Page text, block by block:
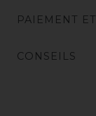
PAIEMENT
CONSEILS